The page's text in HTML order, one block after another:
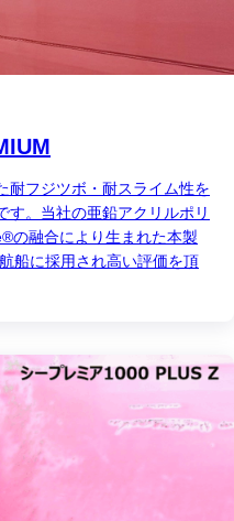
耐フジツボ・耐スライム性を
す。当社の亜鉛アクリルポリ
の融合により生まれた本製
船に採用され高い評価を頂